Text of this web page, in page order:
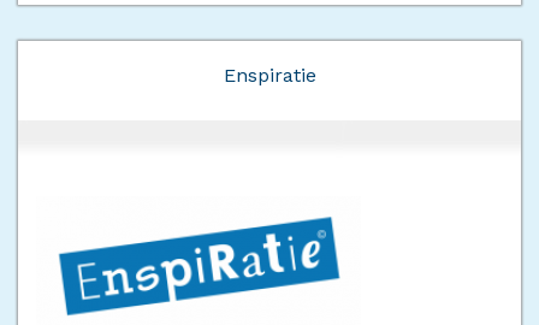
Enspiratie